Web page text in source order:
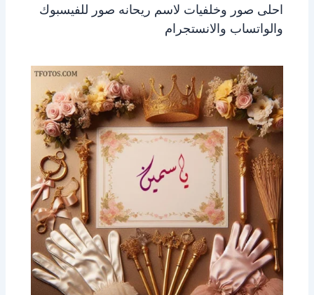
احلى صور وخلفيات لاسم ريحانه صور للفيسبوك
والواتساب والانستجرام